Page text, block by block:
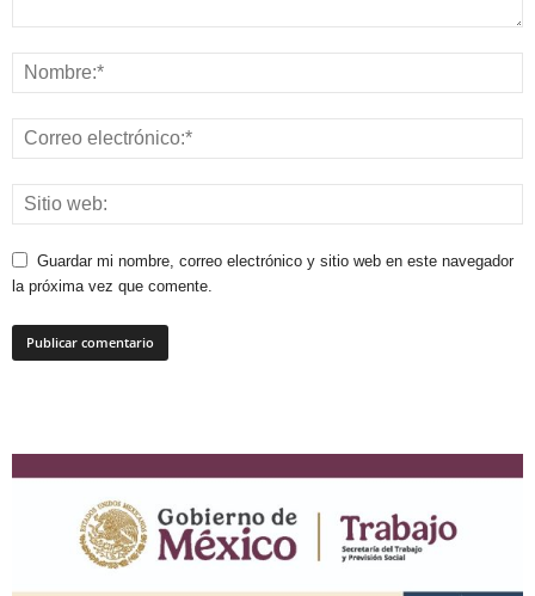
Guardar mi nombre, correo electrónico y sitio web en este navegador
la próxima vez que comente.